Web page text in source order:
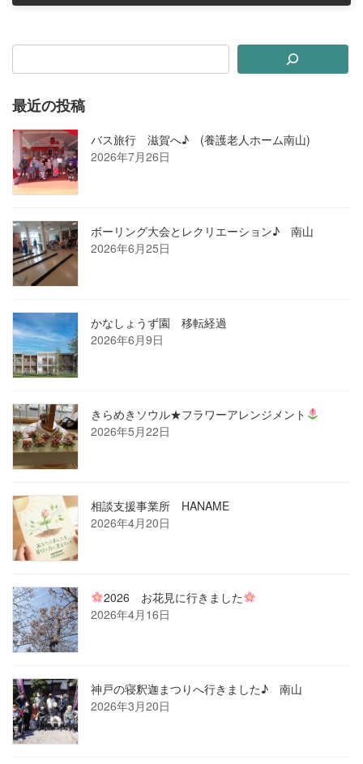
最近の投稿
バス旅行 滋賀へ♪ (養護老人ホーム南山)
2026年7月26日
ボーリング大会とレクリエーション♪ 南山
2026年6月25日
かなしょうず園 移転経過
2026年6月9日
きらめきソウル★フラワーアレンジメント
2026年5月22日
相談支援事業所 HANAME
2026年4月20日
2026 お花見に行きました
2026年4月16日
神戸の寝釈迦まつりへ行きました♪ 南山
2026年3月20日